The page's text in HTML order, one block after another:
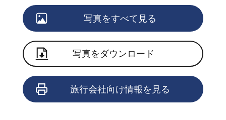
写真をすべて見る
写真をダウンロード
旅行会社向け情報を見る